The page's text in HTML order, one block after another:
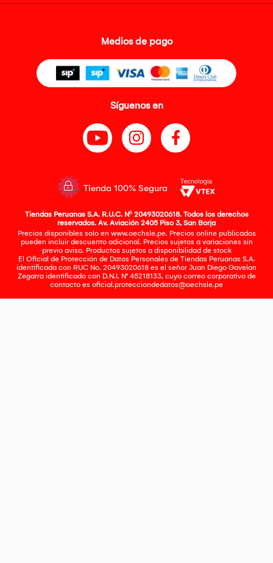
Medios de pago
Síguenos en
Tienda 100% Segura
Tiendas Peruanas S.A. R.U.C. Nº 20493020618. Todos los derechos
reservados. Av. Aviación 2405 Piso 3, San Borja
Precios disponibles solo en www.oechsle.pe. Precios online publicados
pueden incluir descuento adicional. Precios sujetos a variaciones sin
previo aviso. Productos sujetos a disponibilidad de stock
El Oficial de Protección de Datos Personales de Tiendas Peruanas S.A.
identificada con RUC No. 20493020618 es el señor Juan Diego Gavelan
Zegarra identificado con D.N.I. N° 45218133, cuyo correo corporativo de
contacto es oficial.protecciondedatos@oechsle.pe